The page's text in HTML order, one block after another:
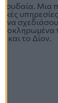
Μια
να
και το Δίον.